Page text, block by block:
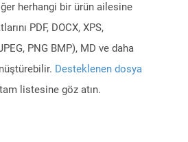
herhangi bir ürün ailesine
PDF, DOCX, XPS,
PNG BMP), MD ve daha
Desteklenen dosya
tam listesine göz atın.